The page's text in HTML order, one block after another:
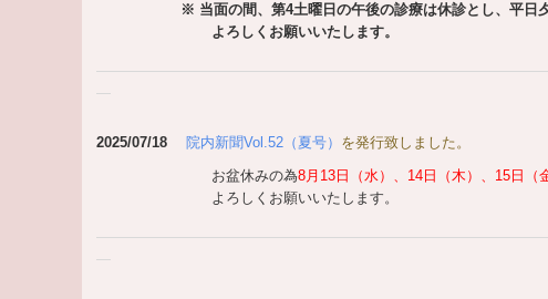
※ 当面の間、第4土曜日の午後の診療は休診とし、平日
よろしくお願いいたします。
2025/07/18 院内新聞Vol.52（夏号） を発行致しました。
お盆休みの為8月13日（水）、14日（木）、15日（
よろしくお願いいたします。